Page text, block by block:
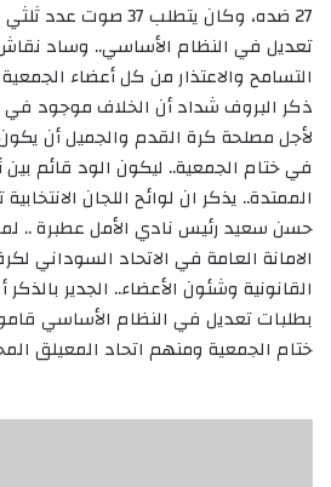
27 ضده، وكان يتطلب 37
تعديل في النظام الأساسي.. وساد
التسامح والاعتذار من كل أعضاء
ذكر البروف شداد أن الخلاف موجود في
لأجل مصلحة كرة القدم والجميل أن
في ختام الجمعية.. ليكون الود قائم
الممتدة.. يذكر ان لوائح اللجان
حسن سعيد رئيس نادي الأمل عطبرة ..
الامانة العامة في الاتحاد السوداني
القانونية وشئون الأعضاء.. الجدير
بطلبات تعديل في النظام الأساسي
ختام الجمعية ومنهم اتحاد المعيلق
أخبار